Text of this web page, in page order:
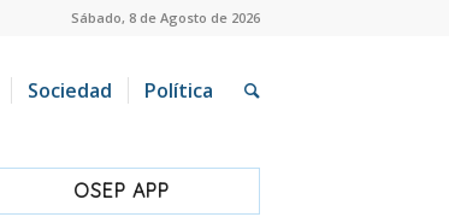
Sábado, 8 de Agosto de 2026
Sociedad Política
OSEP APP